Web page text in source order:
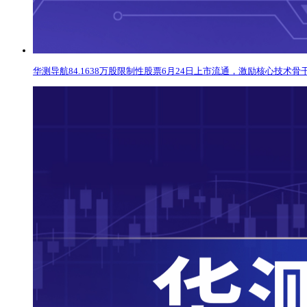
华测导航84.1638万股限制性股票6月24日上市流通，激励核心技术骨